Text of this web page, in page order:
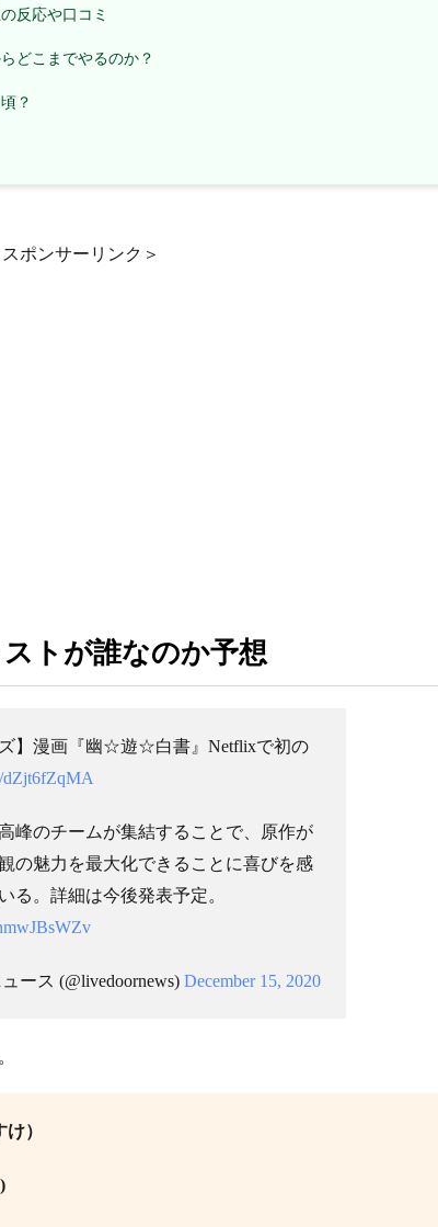
反応や口コミ
どこまでやるのか？
？
スポンサーリンク＞
トが誰なのか予想
ズ】漫画『幽☆遊☆白書』Netflixで初の
dZjt6fZqMA
峰のチームが集結することで、原作が
の魅力を最大化できることに喜びを感
る。詳細は今後発表予定。
ース (@livedoornews) December 15, 2020
）